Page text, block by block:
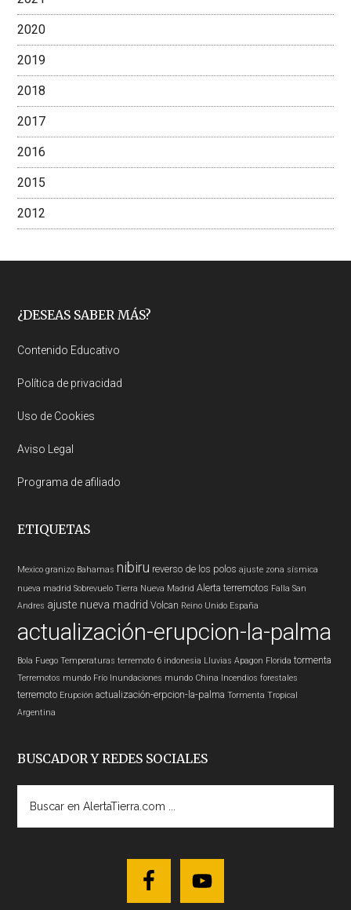
2020
2019
2018
2017
2016
2015
2012
Footer
¿DESEAS SABER MÁS?
Contenido Educativo
Política de privacidad
Uso de Cookies
Aviso Legal
Programa de afiliado
ETIQUETAS
Mexico granizo Bahamas nibiru reverso de los polos ajuste zona sísmica
nueva madrid Sobrevuelo Tierra Nueva Madrid Alerta terremotos Falla San
Andres ajuste nueva madrid Volcan Reino Unido España
actualización-erupcion-la-palma
Bola Fuego Temperaturas terremoto 6 indonesia Lluvias Apagon Florida tormenta
Terremotos mundo Frío Inundaciones mundo China Incendios forestales
terremoto Erupción actualización-erpcion-la-palma Tormenta Tropical
Argentina
BUSCADOR Y REDES SOCIALES
AlertaTierra.com